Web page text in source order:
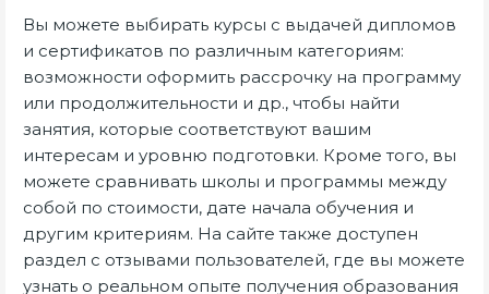
Вы можете выбирать курсы с выдачей дипломов
и сертификатов по различным категориям:
возможности оформить рассрочку на программу
или продолжительности и др., чтобы найти
занятия, которые соответствуют вашим
интересам и уровню подготовки. Кроме того, вы
можете сравнивать школы и программы между
собой по стоимости, дате начала обучения и
другим критериям. На сайте также доступен
раздел с отзывами пользователей, где вы можете
узнать о реальном опыте получения образования